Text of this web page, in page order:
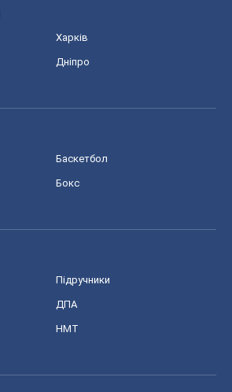
Харків
Дніпро
Баскетбол
Бокс
Підручники
ДПА
НМТ